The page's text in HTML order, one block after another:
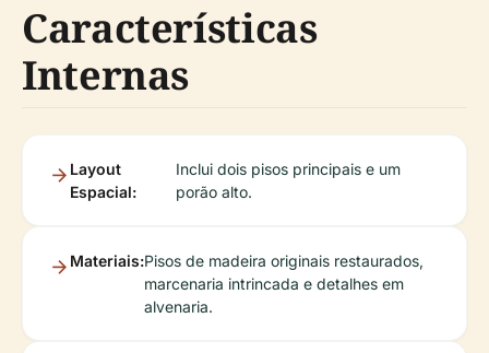
Características
Internas
Layout
Espacial:
Inclui dois pisos principais e um
porão alto.
Materiais:Pisos de madeira originais restaurados,
marcenaria intrincada e detalhes em
alvenaria.